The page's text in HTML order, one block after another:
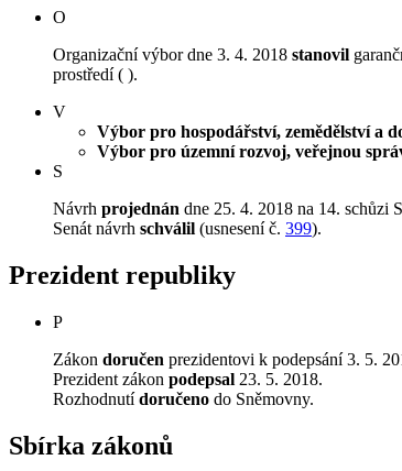
O
Organizační výbor dne 3. 4. 2018 stanovil
prostředí ( ).
V
Výbor pro hospodářství, zemědělství a
Výbor pro územní rozvoj, veřejnou
S
Návrh projednán dne 25. 4. 2018 na 14. schůzi
Senát návrh schválil (usnesení č. 399).
Prezident republiky
P
Zákon doručen prezidentovi k podepsání 3. 5.
Prezident zákon podepsal 23. 5. 2018.
Rozhodnutídoručeno do Sněmovny.
Sbírka zákonů